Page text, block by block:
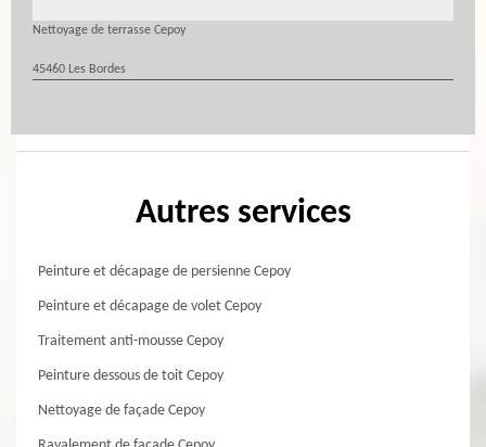
Nettoyage de terrasse Cepoy
45460 Les Bordes
Autres services
Peinture et décapage de persienne Cepoy
Peinture et décapage de volet Cepoy
Traitement anti-mousse Cepoy
Peinture dessous de toit Cepoy
Nettoyage de façade Cepoy